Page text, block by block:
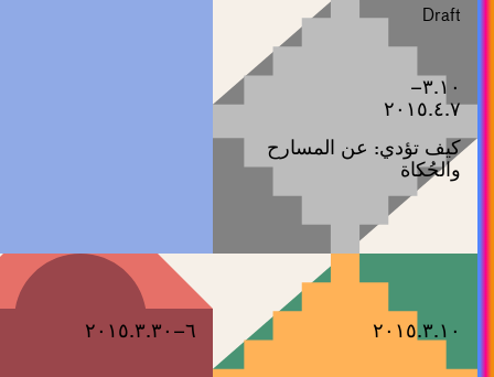
Draft
٣.١٠–
٢٠١٥.٤.٧
كيف تؤدي: عن المسارح
والحُكاة
٢٠١٥.٣.١٠ ٦–٢٠١٥.٣.٣٠